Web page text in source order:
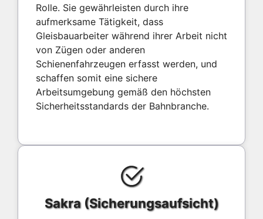
Rolle. Sie gewährleisten durch ihre
aufmerksame Tätigkeit, dass
Gleisbauarbeiter während ihrer Arbeit nicht
von Zügen oder anderen
Schienenfahrzeugen erfasst werden, und
schaffen somit eine sichere
Arbeitsumgebung gemäß den höchsten
Sicherheitsstandards der Bahnbranche.
Sakra (Sicherungsaufsicht)